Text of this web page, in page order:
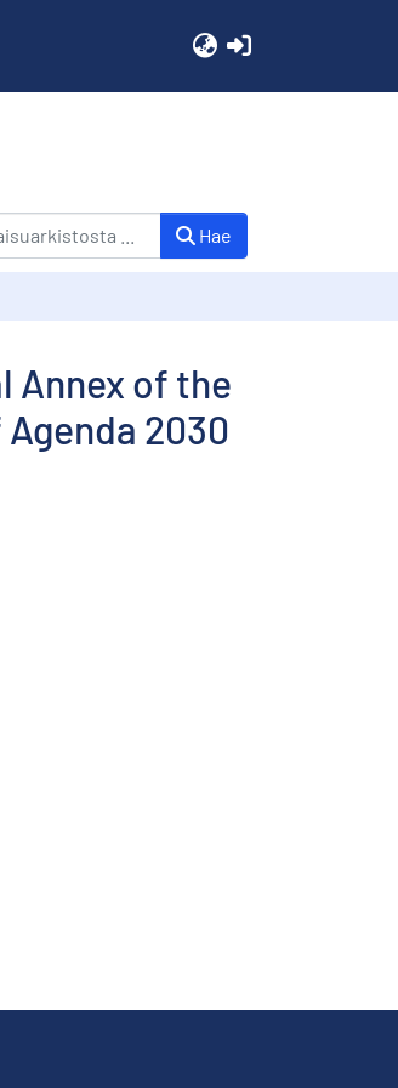
Hae
Annex of the
2030